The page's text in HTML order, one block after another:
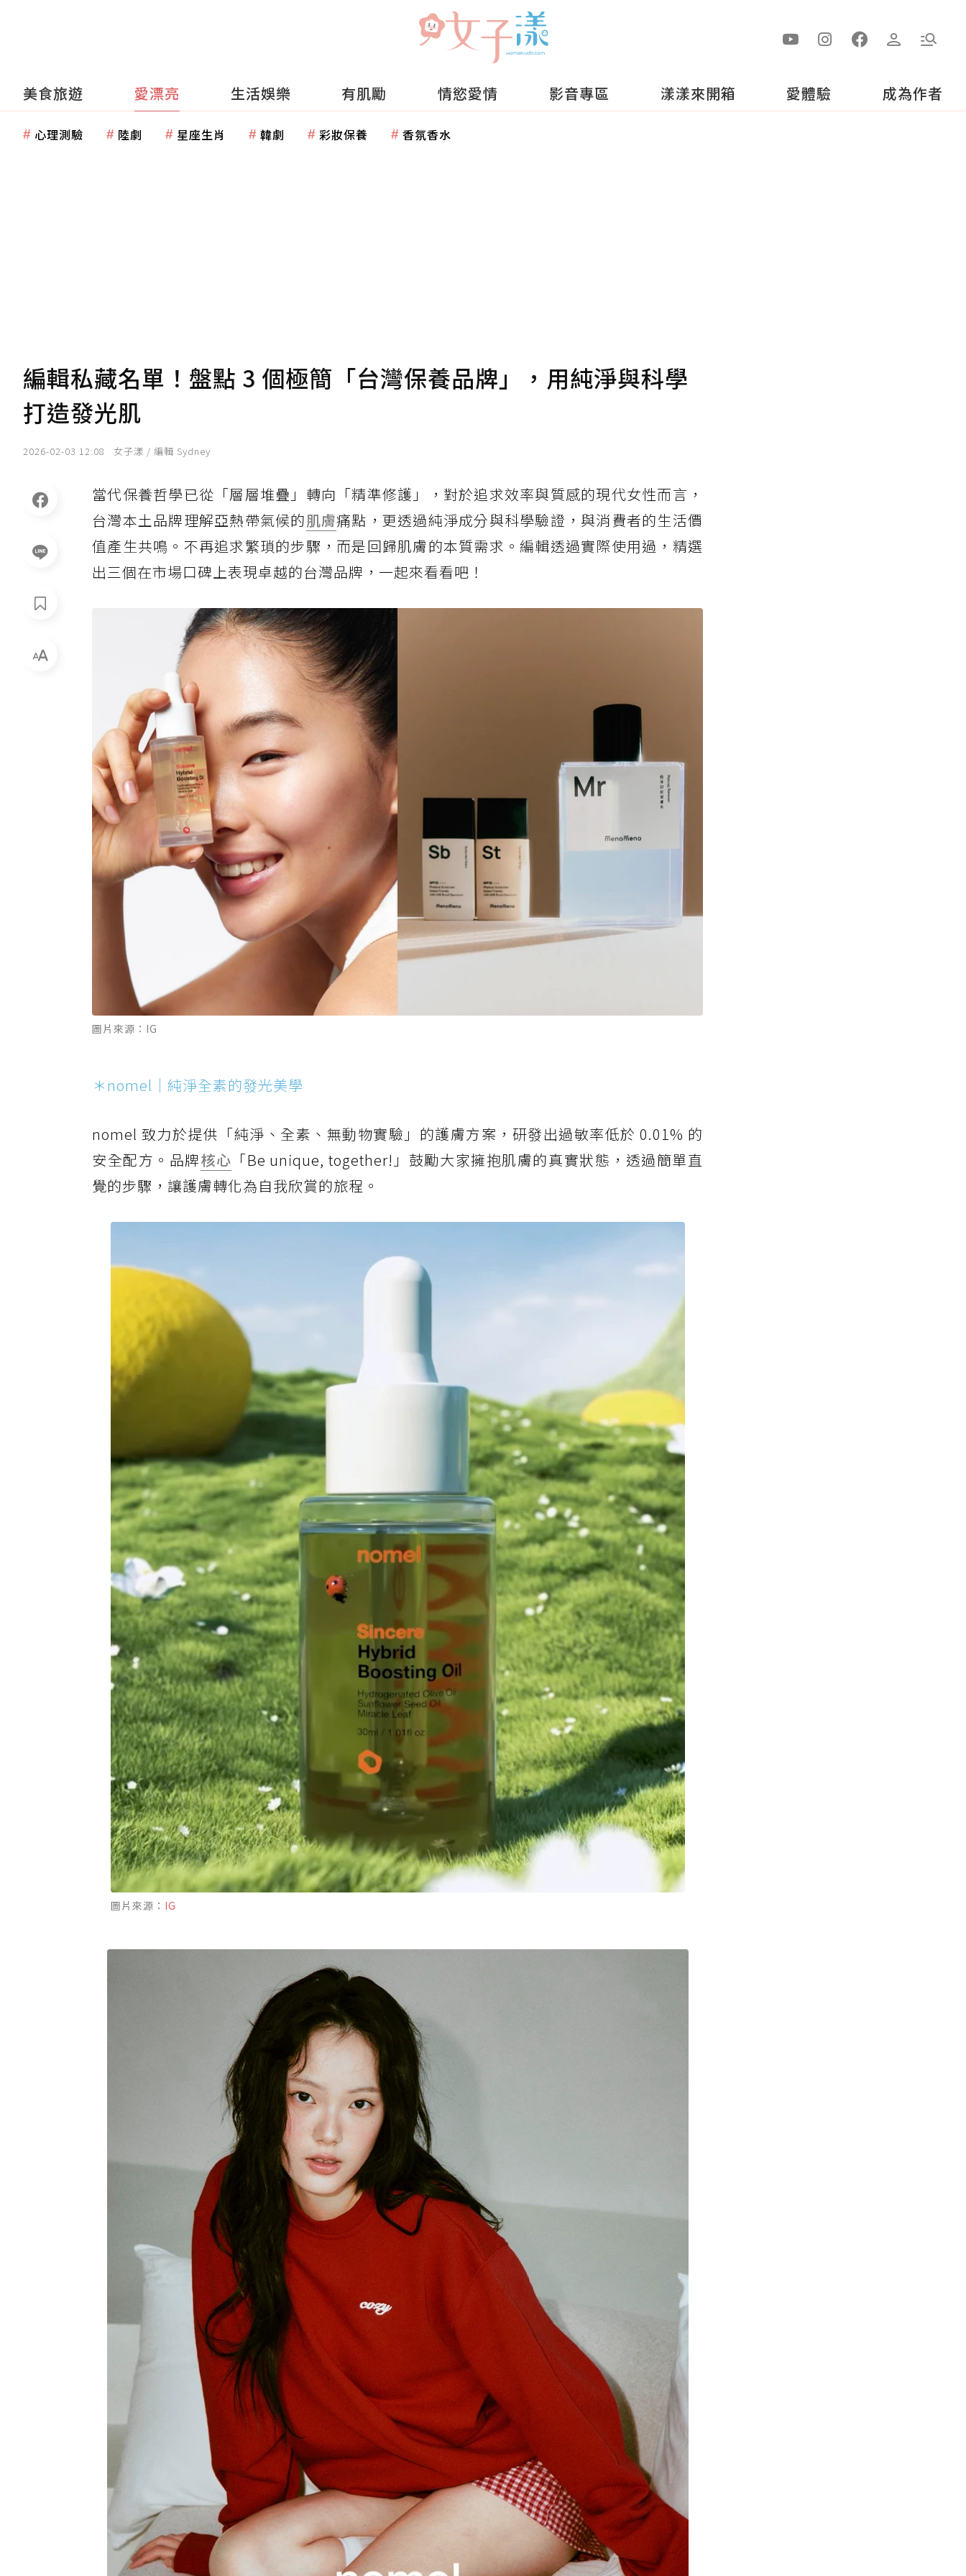
美食旅遊 愛漂亮 生活娛樂 有肌勵 情慾愛情 影音專區 漾漾來開箱 愛體驗 成為作者
心理測驗 陸劇 星座生肖 韓劇 彩妝保養 香氛香水
編輯私藏名單！盤點 3 個極簡「台灣保養品牌」，用純淨與科學
打造發光肌
2026-02-03 12:08 女子漾 / 編輯 Sydney
當代保養哲學已從「層層堆疊」轉向「精準修護」，對於追求效率與質感的現代女性而言，
台灣本土品牌理解亞熱帶氣候的肌膚痛點，更透過純淨成分與科學驗證，與消費者的生活價
值產生共鳴。不再追求繁瑣的步驟，而是回歸肌膚的本質需求。編輯透過實際使用過，精選
出三個在市場口碑上表現卓越的台灣品牌，一起來看看吧！
圖片來源：IG
＊nomel｜純淨全素的發光美學
nomel 致力於提供「純淨、全素、無動物實驗」的護膚方案，研發出過敏率低於 0.01% 的
安全配方。品牌核心 「Be unique, together!」鼓勵大家擁抱肌膚的真實狀態，透過簡單直
覺的步驟，讓護膚轉化為自我欣賞的旅程。
圖片來源： IG